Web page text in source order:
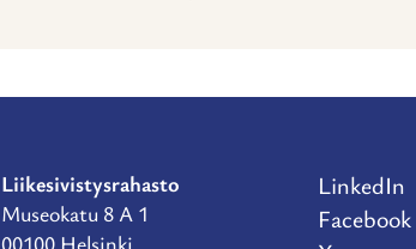
Liikesivistysrahasto
Museokatu 8 A 1
00100 Helsinki
LinkedIn
Facebook